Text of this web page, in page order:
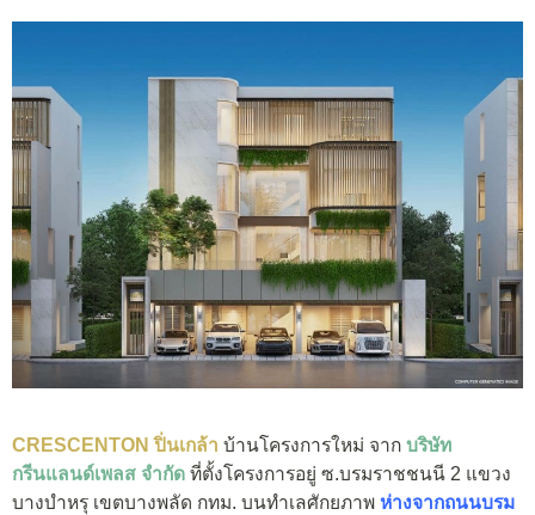
CRESCENTON ปิ่นเกล้า บ้านโครงการใหม่ จาก บริษัท
กรีนแลนด์เพลส จำกัด ที่ตั้งโครงการอยู่ ซ.บรมราชชนนี 2 แขวง
บางบำหรุ เขตบางพลัด กทม. บนทำเลศักยภาพ ห่างจากถนนบรม